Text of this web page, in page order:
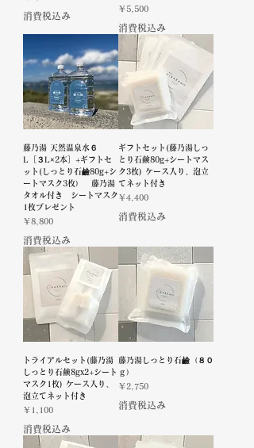
消費税込み
価格
￥5,500
消費税込み
藤乃湯 天然温泉水６
L［３L×2本］+ギフトセ
ット(しっとり石鹼80g+シ
ートマスク3枚） 藤乃湯
タオル付き シートマスク
1枚プレゼント
価格
￥8,800
消費税込み
ギフトセット(藤乃湯しっ
とり石鹸80g+シートマス
ク3枚) ケース入り、泡立
てネット付き
価格
￥4,400
消費税込み
トライアルセット(藤乃湯
しっとり石鹸8gx2+シート
マスク1枚) ケース入り、
泡立てネット付き
価格
￥1,100
消費税込み
藤乃湯しっとり石鹼（８０
ｇ）
価格
￥2,750
消費税込み